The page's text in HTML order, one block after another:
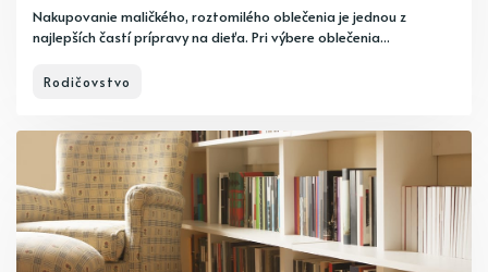
Nakupovanie maličkého, roztomilého oblečenia je jednou z
najlepších častí prípravy na dieťa. Pri výbere oblečenia...
Rodičovstvo